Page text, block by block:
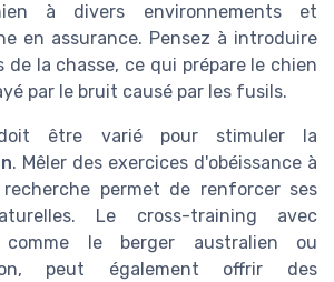
à divers environnements et
en assurance. Pensez à introduire
de la chasse, ce qui prépare le chien
par le bruit causé par les fusils.
doit être varié pour stimuler la
. Mêler des exercices d'obéissance à
permet de renforcer ses
Le cross-training avec
comme le berger australien ou
peut également offrir des